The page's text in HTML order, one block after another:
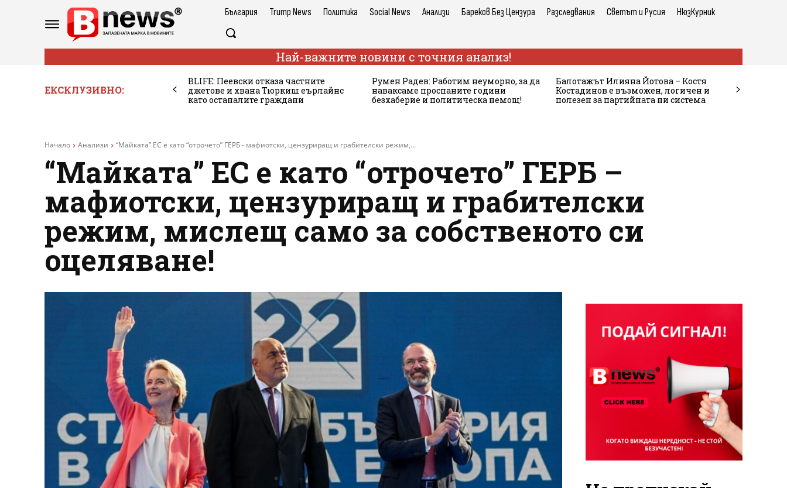
България Trump News Политика Social News Анализи Бареков Без Цензура Разследвания Светът и Русия НюзКурник
Най-важните новини с точния анализ!
ЕКСКЛУЗИВНО:
BLIFE: Пеевски отказа частните
джетове и хвана Тюркиш еърлайнс
като останалите граждани
Румен Радев: Работим неуморно, за да
наваксаме проспаните години
безхаберие и политическа немощ!
Балотажът Илияна Йотова – Костя
Костадинов е възможен, логичен и
полезен за партийната ни система
Начало Анализи “Майката” ЕС е като “отрочето” ГЕРБ - мафиотски, цензуриращ и грабителски режим,...
“Майката” ЕС е като “отрочето” ГЕРБ –
мафиотски, цензуриращ и грабителски
режим, мислещ само за собственото си
оцеляване!